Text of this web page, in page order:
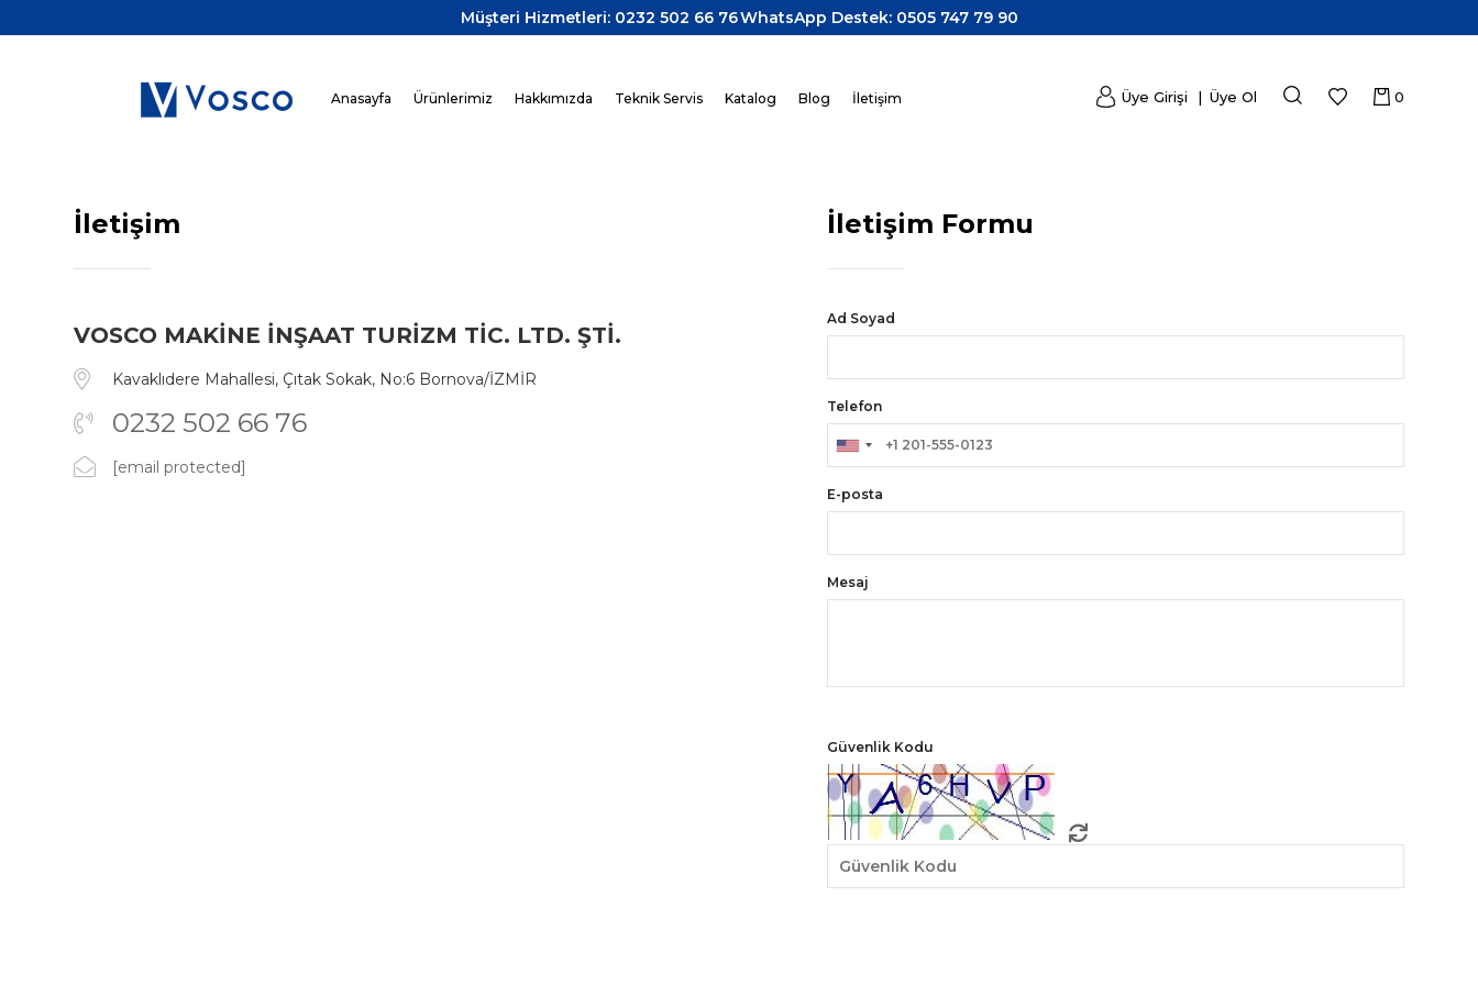
Müşteri Hizmetleri: 0232 502 66 76WhatsApp Destek: 0505 747 79 90
Anasayfa Ürünlerimiz Hakkımızda Teknik Servis Katalog Blog İletişim 0
Üye Girişi Üye Ol
İletişim
VOSCO MAKİNE İNŞAAT TURİZM TİC. LTD. ŞTİ.
Kavaklıdere Mahallesi, Çıtak Sokak, No:6 Bornova/İZMİR
0232 502 66 76
[email protected]
İletişim Formu
Ad Soyad
Telefon
E-posta
Mesaj
Güvenlik Kodu